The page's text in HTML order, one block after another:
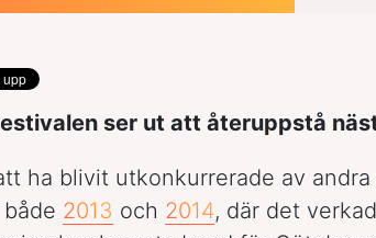
ser ut att återuppstå
ha blivit utkonkurrerade av
2013 och 2014, där det